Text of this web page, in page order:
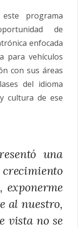
programa
de
enfocada
para vehículos
con sus áreas
del idioma
cultura de ese
una
exponerme
al nuestro,
vista no se